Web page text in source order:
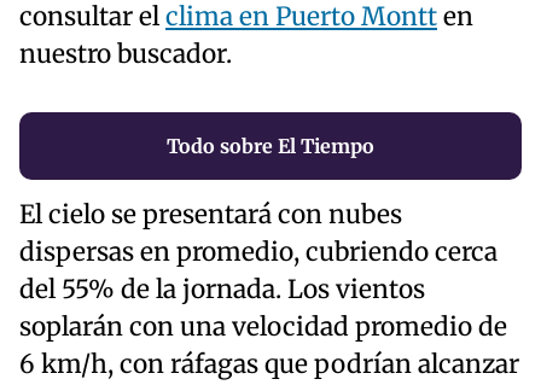
consultar elclima en Puerto Montten
nuestro buscador.
Todo sobre El Tiempo
El cielo se presentará con nubes
dispersas en promedio, cubriendo cerca
del 55% de la jornada. Los vientos
soplarán con una velocidad promedio de
6 km/h, con ráfagas que podrían alcanzar